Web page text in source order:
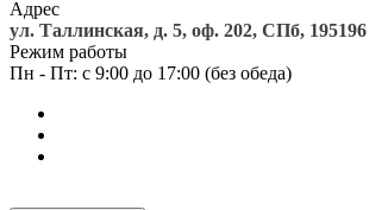
Адрес
ул. Таллинская, д. 5, оф. 202, СПб, 195196
Режим работы
Пн - Пт: с 9:00 до 17:00 (без обеда)